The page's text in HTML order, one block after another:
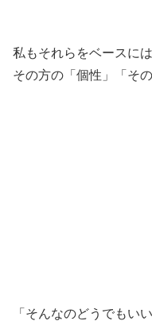
私もそれらをベースに
その方の「個性」「そ
「そんなのどうでもいい